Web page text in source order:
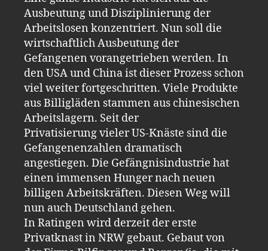
Ausbeutung und Disziplinierung der
Arbeitslosen konzentriert. Nun soll die
wirtschaftlich Ausbeutung der
Gefangenen vorangetrieben werden. In
den USA und China ist dieser Prozess schon
viel weiter fortgeschritten. Viele Produkte
aus Billigläden stammen aus chinesischen
Arbeitslagern. Seit der
Privatisierung vieler US-Knäste sind die
Gefangenenzahlen dramatisch
angestiegen. Die Gefängnisindustrie hat
einen immensen Hunger nach neuen
billigen Arbeitskräften. Diesen Weg will
nun auch Deutschland gehen.
In Ratingen wird derzeit der erste
Privatknast in NRW gebaut. Gebaut von